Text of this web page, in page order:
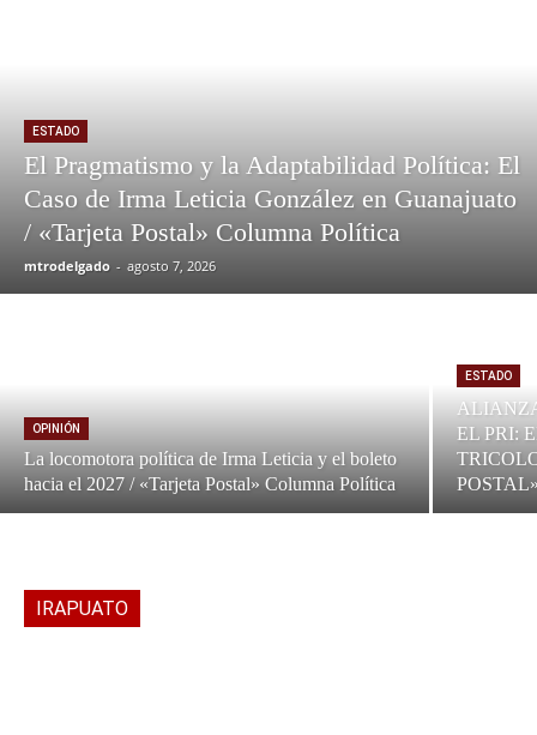
ESTADO
El Pragmatismo y la Adaptabilidad Política: El
Caso de Irma Leticia González en Guanajuato
/ «Tarjeta Postal» Columna Política
mtrodelgado - agosto 7, 2026
OPINIÓN
La locomotora política de Irma Leticia y el boleto
hacia el 2027 / «Tarjeta Postal» Columna Política
ESTADO
EL PRI:
IRAPUATO